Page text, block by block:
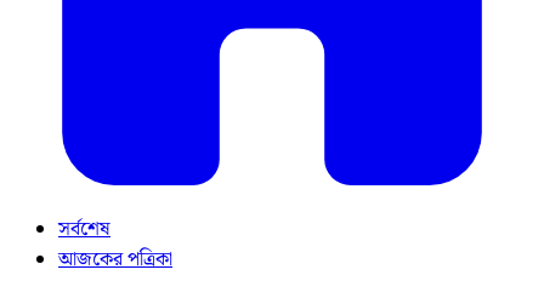
সর্বশেষ
আজকের পত্রিকা